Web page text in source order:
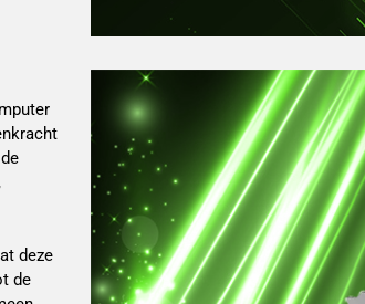
deze
de